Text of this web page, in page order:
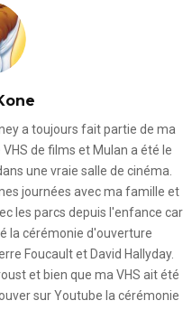
a toujours fait partie de ma
de films et Mulan a été le
une vraie salle de cinéma.
journées avec ma famille et
les parcs depuis l'enfance car
la cérémonie d'ouverture
Foucault et David Hallyday.
et bien que ma VHS ait été
sur Youtube la cérémonie